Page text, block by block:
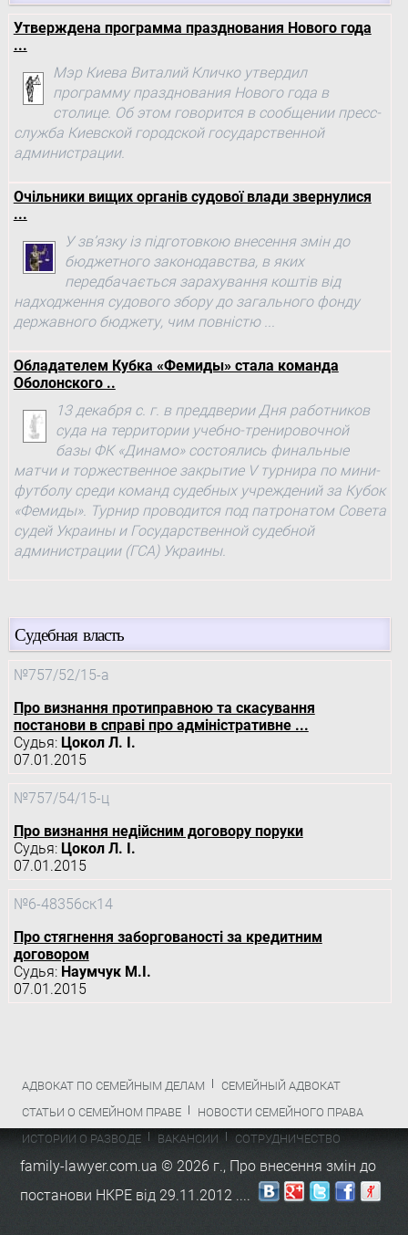
Утверждена программа празднования Нового года
...
Мэр Киева Виталий Кличко утвердил
программу празднования Нового года в
столице. Об этом говорится в сообщении пресс-
служба Киевской городской государственной
администрации.
Очільники вищих органів судової влади звернулися
...
У зв’язку із підготовкою внесення змін до
бюджетного законодавства, в яких
передбачається зарахування коштів від
надходження судового збору до загального фонду
державного бюджету, чим повністю ...
Обладателем Кубка «Фемиды» стала команда
Оболонского ..
13 декабря с. г. в преддверии Дня работников
суда на территории учебно-тренировочной
базы ФК «Динамо» состоялись финальные
матчи и торжественное закрытие V турнира по мини-
футболу среди команд судебных учреждений за Кубок
«Фемиды». Турнир проводится под патронатом Совета
судей Украины и Государственной судебной
администрации (ГСА) Украины.
Судебная власть
№757/52/15-а
Про визнання протиправною та скасування
постанови в справі про адміністративне ...
Судья: Цокол Л. І.
07.01.2015
№757/54/15-ц
Про визнання недійсним договору поруки
Судья: Цокол Л. І.
07.01.2015
№6-48356ск14
Про стягнення заборгованості за кредитним
договором
Судья: Наумчук М.І.
07.01.2015
АДВОКАТ ПО СЕМЕЙНЫМ ДЕЛАМ
СЕМЕЙНЫЙ АДВОКАТ
СТАТЬИ О СЕМЕЙНОМ ПРАВЕ
НОВОСТИ СЕМЕЙНОГО ПРАВА
ИСТОРИИ О РАЗВОДЕ
ВАКАНСИИ СОТРУДНИЧЕСТВО
family-lawyer.com.ua © 2026 г., Про внесення змін до
постанови НКРЕ від 29.11.2012 ....